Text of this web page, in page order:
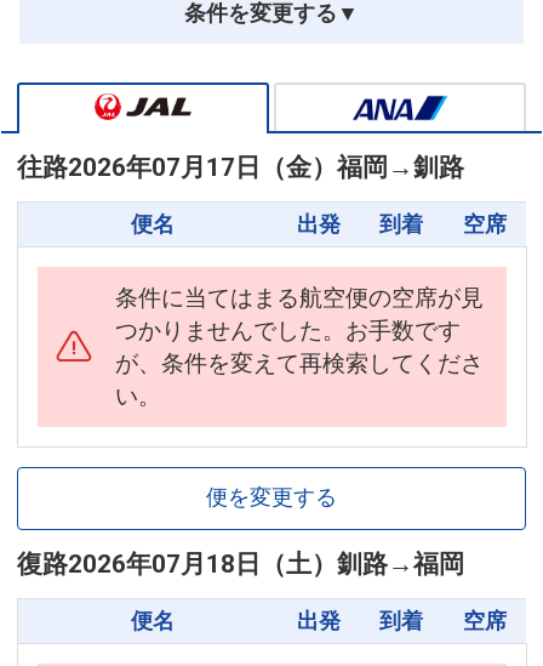
条件を変更する▼
往路2026年07月17日（金）福岡 →釧路
便名 出発 到着 空席
条件に当てはまる航空便の空席が見
つかりませんでした。お手数です
が、条件を変えて再検索してくださ
い。
便を変更する
復路2026年07月18日（土） 釧路→福岡
便名 出発 到着 空席